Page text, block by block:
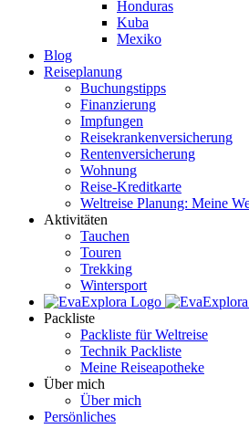
Honduras
Kuba
Mexiko
Blog
Reiseplanung
Buchungstipps
Finanzierung
Impfungen
Reisekrankenversicherung
Rentenversicherung
Wohnung
Reise-Kreditkarte
Weltreise Planung: Meine
Aktivitäten
Tauchen
Touren
Trekking
Wintersport
Packliste
Packliste für Weltreise
Technik Packliste
Meine Reiseapotheke
Über mich
Über mich
Persönliches